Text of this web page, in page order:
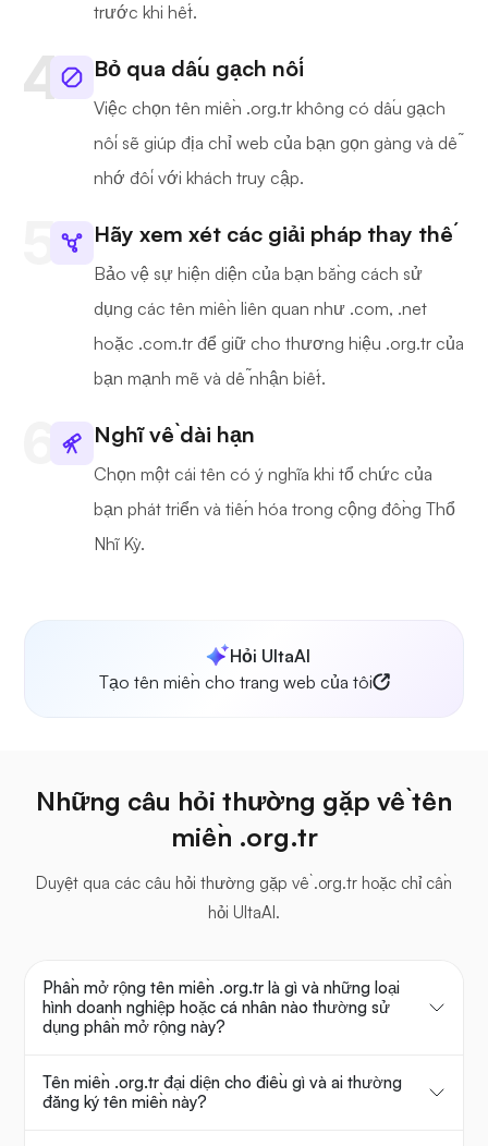
trước khi hết.
Bỏ qua dấu gạch nối
Việc chọn tên miền .org.tr không có dấu gạch
nối sẽ giúp địa chỉ web của bạn gọn gàng và dễ
nhớ đối với khách truy cập.
Hãy xem xét các giải pháp thay thế
Bảo vệ sự hiện diện của bạn bằng cách sử
dụng các tên miền liên quan như .com, .net
hoặc .com.tr để giữ cho thương hiệu .org.tr của
bạn mạnh mẽ và dễ nhận biết.
Nghĩ về dài hạn
Chọn một cái tên có ý nghĩa khi tổ chức của
bạn phát triển và tiến hóa trong cộng đồng Thổ
Nhĩ Kỳ.
Hỏi UltaAI
Tạo tên miền cho trang web của tôi
Những câu hỏi thường gặp về tên
miền .org.tr
Duyệt qua các câu hỏi thường gặp về .org.tr hoặc chỉ cần
hỏi UltaAI.
Phần mở rộng tên miền .org.tr là gì và những loại
hình doanh nghiệp hoặc cá nhân nào thường sử
dụng phần mở rộng này?
Tên miền .org.tr đại diện cho điều gì và ai thường
đăng ký tên miền này?